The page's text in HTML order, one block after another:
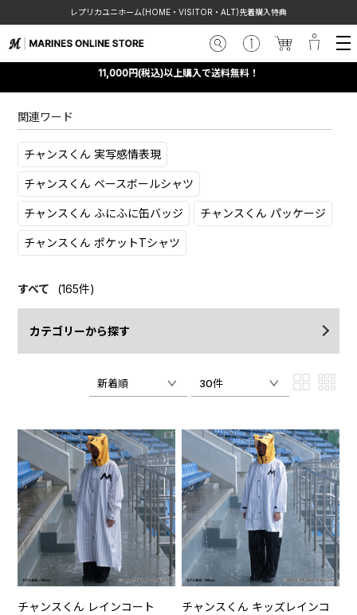
レプリカユニホーム(HOME・VISITOR・ALT)先着購入特典
11,000円(税込)以上購入で送料無料！
関連ワード
チャンスくん 実写感情表現
チャンスくん ベースボールシャツ
チャンスくん ふにふに缶バッジ チャンスくん パッケージ
チャンスくん ポケットTシャツ
すべて (165件)
カテゴリーから探す
新着順 30件
チャンスくん レインコート
チャンスくん キッズレインコ